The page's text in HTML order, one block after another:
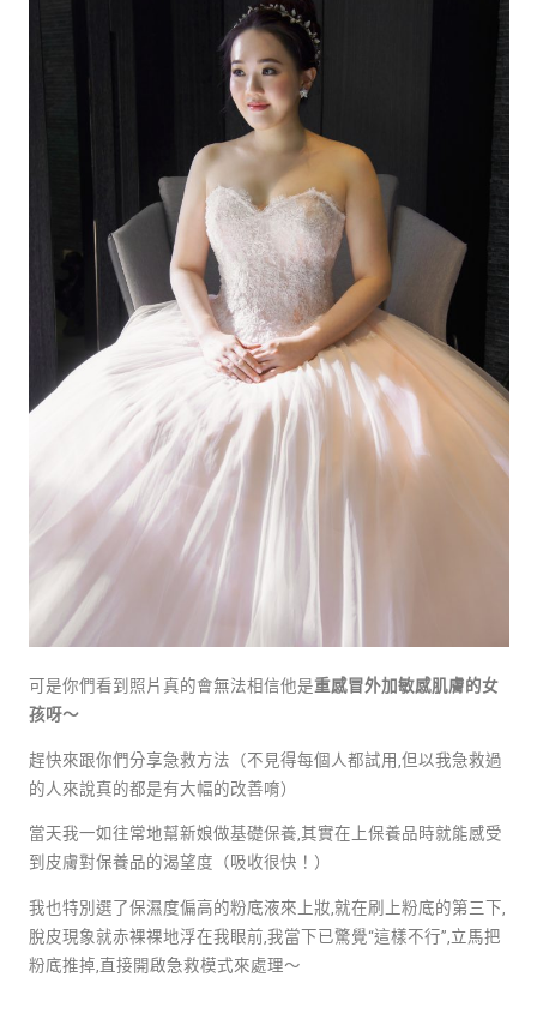
可是你們看到照片真的會無法相信他是重感冒外加敏感肌膚的女
孩呀～
趕快來跟你們分享急救方法（不見得每個人都試用 但以我急救過
的人來說真的都是有大幅的改善唷）
當天我一如往常地幫新娘做基礎保養,其實在上保養品時就能感受
到皮膚對保養品的渴望度（吸收很快！）
我也特別選了保濕度偏高的粉底液來上妝 就在刷上粉底的第三下
脫皮現象就赤裸裸地浮在我眼前 我當下已驚覺“這樣不行”, 立馬把
粉底推掉 直接開啟急救模式來處理～